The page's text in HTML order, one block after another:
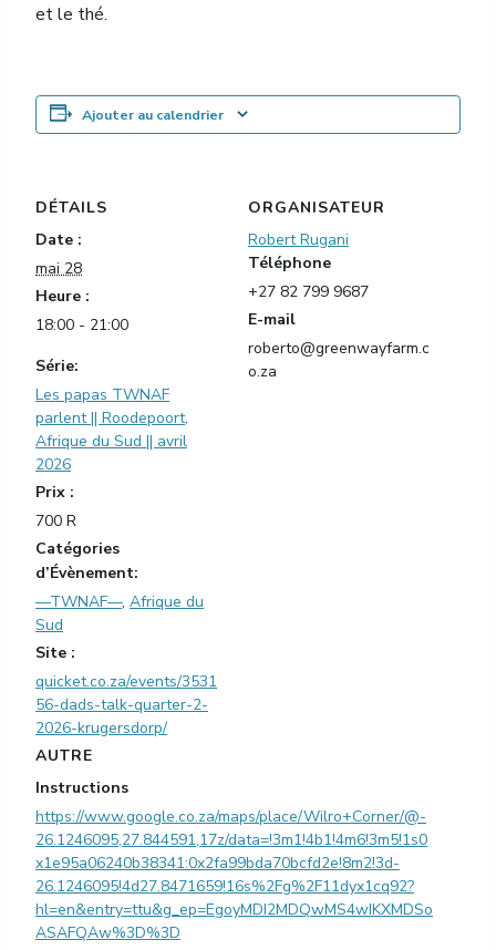
et le thé.
Ajouter au calendrier
DÉTAILS
Date :
mai 28
Heure :
18:00 - 21:00
Série:
Les papas TWNAF
parlent || Roodepoort,
Afrique du Sud || avril
2026
Prix :
700 R
Catégories
d’Évènement:
—TWNAF—, Afrique du
Sud
Site :
quicket.co.za/events/3531
56-dads-talk-quarter-2-
2026-krugersdorp/
ORGANISATEUR
Robert Rugani
Téléphone
+27 82 799 9687
E-mail
roberto@greenwayfarm.c
o.za
AUTRE
Instructions
https://www.google.co.za/maps/place/Wilro+Corner/@-
26.1246095,27.844591,17z/data=!3m1!4b1!4m6!3m5!1s0
x1e95a06240b38341:0x2fa99bda70bcfd2e!8m2!3d-
26.1246095!4d27.8471659!16s%2Fg%2F11dyx1cq92?
hl=en&entry=ttu&g_ep=EgoyMDI2MDQwMS4wIKXMDSo
ASAFQAw%3D%3D